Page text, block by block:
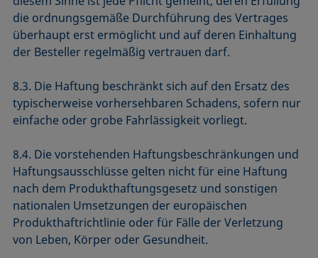
die ordnungsgemäße Durchführung des Vertrages
überhaupt erst ermöglicht und auf deren Einhaltung
der Besteller regelmäßig vertrauen darf.
8.3. Die Haftung beschränkt sich auf den Ersatz des
typischerweise vorhersehbaren Schadens, sofern nur
einfache oder grobe Fahrlässigkeit vorliegt.
8.4. Die vorstehenden Haftungsbeschränkungen und
Haftungsausschlüsse gelten nicht für eine Haftung
nach dem Produkthaftungsgesetz und sonstigen
nationalen Umsetzungen der europäischen
Produkthaftrichtlinie oder für Fälle der Verletzung
von Leben, Körper oder Gesundheit.